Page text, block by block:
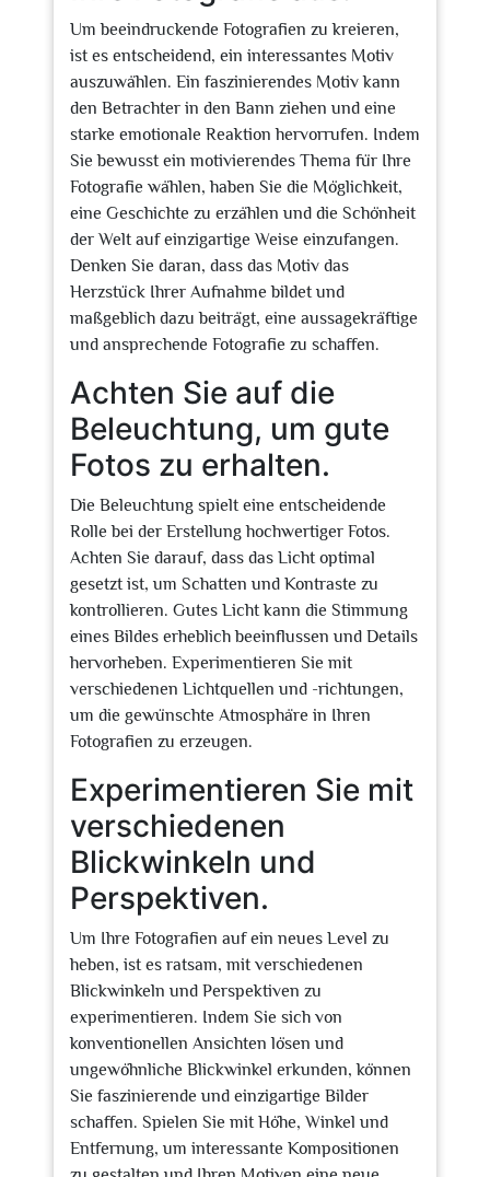
Um beeindruckende Fotografien zu kreieren,
ist es entscheidend, ein interessantes Motiv
auszuwählen. Ein faszinierendes Motiv kann
den Betrachter in den Bann ziehen und eine
starke emotionale Reaktion hervorrufen. Indem
Sie bewusst ein motivierendes Thema für Ihre
Fotografie wählen, haben Sie die Möglichkeit,
eine Geschichte zu erzählen und die Schönheit
der Welt auf einzigartige Weise einzufangen.
Denken Sie daran, dass das Motiv das
Herzstück Ihrer Aufnahme bildet und
maßgeblich dazu beiträgt, eine aussagekräftige
und ansprechende Fotografie zu schaffen.
Achten Sie auf die
Beleuchtung, um gute
Fotos zu erhalten.
Die Beleuchtung spielt eine entscheidende
Rolle bei der Erstellung hochwertiger Fotos.
Achten Sie darauf, dass das Licht optimal
gesetzt ist, um Schatten und Kontraste zu
kontrollieren. Gutes Licht kann die Stimmung
eines Bildes erheblich beeinflussen und Details
hervorheben. Experimentieren Sie mit
verschiedenen Lichtquellen und -richtungen,
um die gewünschte Atmosphäre in Ihren
Fotografien zu erzeugen.
Experimentieren Sie mit
verschiedenen
Blickwinkeln und
Perspektiven.
Um Ihre Fotografien auf ein neues Level zu
heben, ist es ratsam, mit verschiedenen
Blickwinkeln und Perspektiven zu
experimentieren. Indem Sie sich von
konventionellen Ansichten lösen und
ungewöhnliche Blickwinkel erkunden, können
Sie faszinierende und einzigartige Bilder
schaffen. Spielen Sie mit Höhe, Winkel und
Entfernung, um interessante Kompositionen